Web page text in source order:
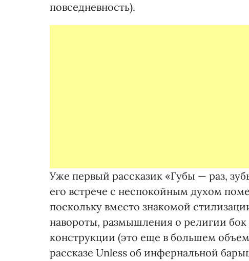
повседневность).
Уже первый рассказик «Губы — раз,
его встрече с неспокойным духом
поскольку вместо знакомой
навороты, размышления о религии
конструкции (это еще в большем
рассказе Unless об инфернальной